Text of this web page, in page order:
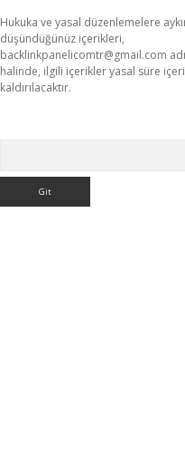
Hukuka ve yasal düzenlemelere
düşündüğünüz içerikleri,
backlinkpanelicomtr@gmail.com
halinde, ilgili içerikler yasal süre
kaldırılacaktır.